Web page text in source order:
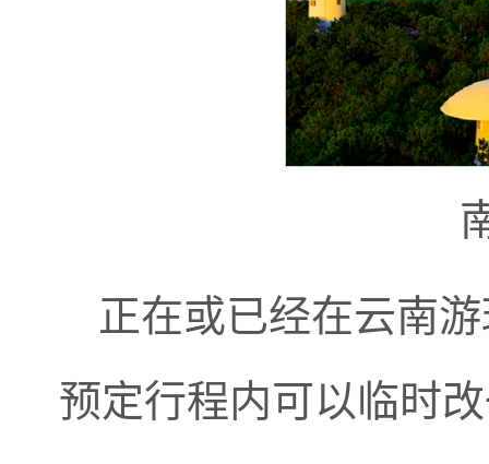
正在或已经在云南
预定行程内可以临时